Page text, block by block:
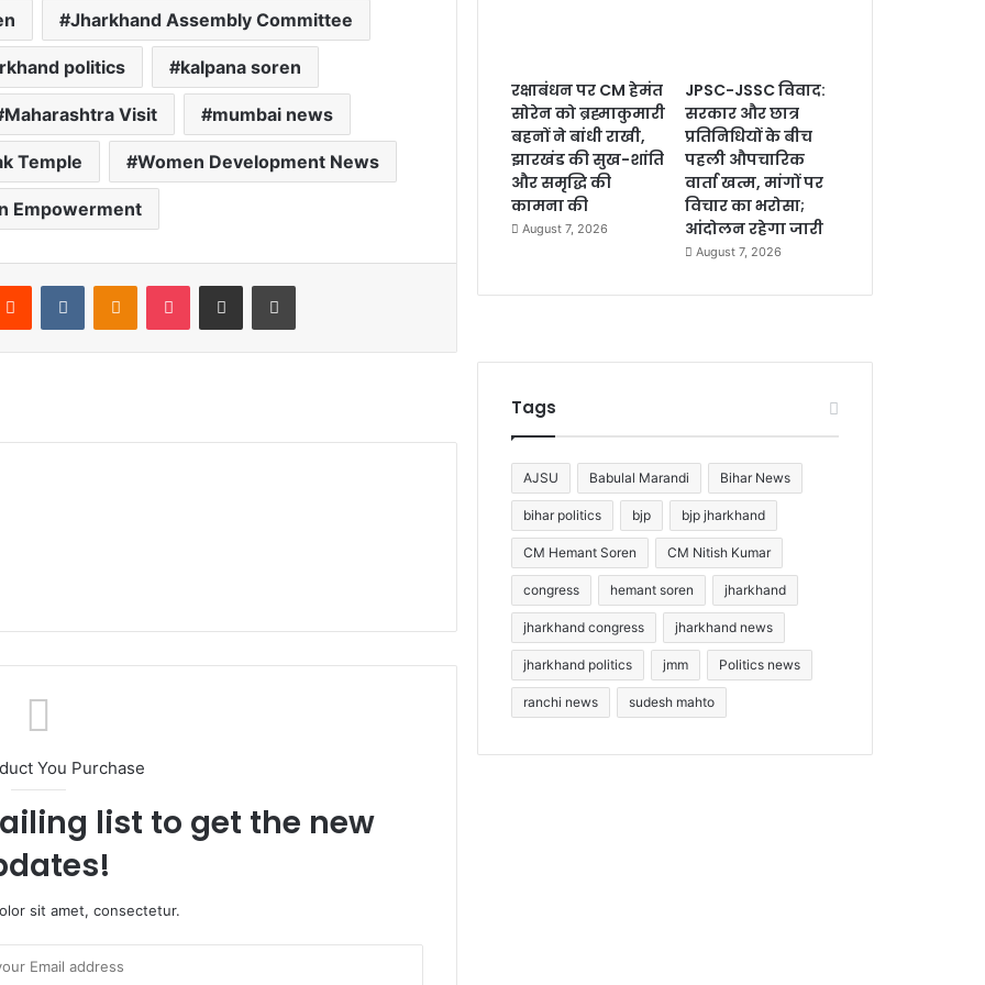
Jharkhand Assembly Committee
politics kalpana soren
Maharashtra Visit mumbai news
Temple Women Development News
Empowerment
You Purchase
list to get the new
sit amet, consectetur.
रक्षाबंधन पर CM हेमंत
सोरेन को ब्रह्माकुमारी
बहनों ने बांधी राखी,
झारखंड की सुख-शांति
और समृद्धि की
कामना की
August 7, 2026
JPSC-JSSC विवाद:
सरकार और छात्र
प्रतिनिधियों के बीच
पहली औपचारिक
वार्ता खत्म, मांगों पर
विचार का भरोसा;
आंदोलन रहेगा जारी
August 7, 2026
Tags
AJSU Babulal Marandi Bihar News
bihar politics bjp bjp jharkhand
CM Hemant Soren CM Nitish Kumar
congress hemant soren jharkhand
jharkhand congress jharkhand news
jharkhand politics jmm Politics news
ranchi news sudesh mahto